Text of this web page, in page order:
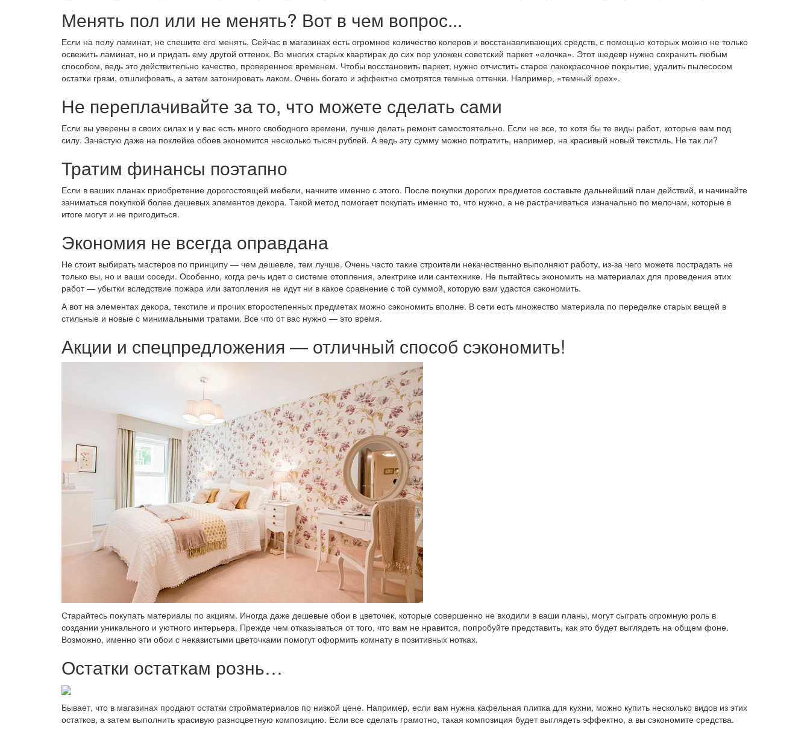
Менять пол или не менять? Вот в чем вопрос...
Если на полу ламинат, не спешите его менять. Сейчас в магазинах есть огромное количество колеров и восстанавливающих средств, с помощью которых можно не только
освежить ламинат, но и придать ему другой оттенок. Во многих старых квартирах до сих пор уложен советский паркет «елочка». Этот шедевр нужно сохранить любым
способом, ведь это действительно качество, проверенное временем. Чтобы восстановить паркет, нужно отчистить старое лакокрасочное покрытие, удалить пылесосом
остатки грязи, отшлифовать, а затем затонировать лаком. Очень богато и эффектно смотрятся темные оттенки. Например, «темный орех».
Не переплачивайте за то, что можете сделать сами
Если вы уверены в своих силах и у вас есть много свободного времени, лучше делать ремонт самостоятельно. Если не все, то хотя бы те виды работ, которые вам под
силу. Зачастую даже на поклейке обоев экономится несколько тысяч рублей. А ведь эту сумму можно потратить, например, на красивый новый текстиль. Не так ли?
Тратим финансы поэтапно
Если в ваших планах приобретение дорогостоящей мебели, начните именно с этого. После покупки дорогих предметов составьте дальнейший план действий, и начинайте
заниматься покупкой более дешевых элементов декора. Такой метод помогает покупать именно то, что нужно, а не растрачиваться изначально по мелочам, которые в
итоге могут и не пригодиться.
Экономия не всегда оправдана
Не стоит выбирать мастеров по принципу — чем дешевле, тем лучше. Очень часто такие строители некачественно выполняют работу, из-за чего можете пострадать не
только вы, но и ваши соседи. Особенно, когда речь идет о системе отопления, электрике или сантехнике. Не пытайтесь экономить на материалах для проведения этих
работ — убытки вследствие пожара или затопления не идут ни в какое сравнение с той суммой, которую вам удастся сэкономить.
А вот на элементах декора, текстиле и прочих второстепенных предметах можно сэкономить вполне. В сети есть множество материала по переделке старых вещей в
стильные и новые с минимальными тратами. Все что от вас нужно — это время.
Акции и спецпредложения — отличный способ сэкономить!
Старайтесь покупать материалы по акциям. Иногда даже дешевые обои в цветочек, которые совершенно не входили в ваши планы, могут сыграть огромную роль в
создании уникального и уютного интерьера. Прежде чем отказываться от того, что вам не нравится, попробуйте представить, как это будет выглядеть на общем фоне.
Возможно, именно эти обои с неказистыми цветочками помогут оформить комнату в позитивных нотках.
Остатки остаткам рознь…
Бывает, что в магазинах продают остатки стройматериалов по низкой цене. Например, если вам нужна кафельная плитка для кухни, можно купить несколько видов из этих
остатков, а затем выполнить красивую разноцветную композицию. Если все сделать грамотно, такая композиция будет выглядеть эффектно, а вы сэкономите средства.